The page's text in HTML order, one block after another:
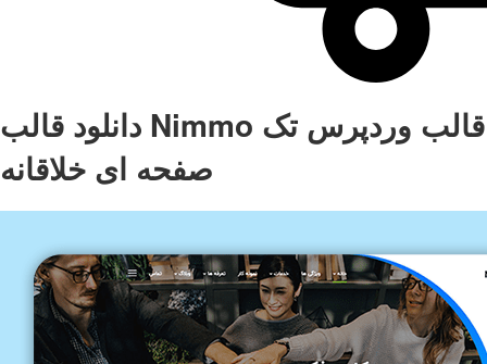
دانلود قالب Nimmo قالب وردپرس تک
صفحه ای خلاقانه